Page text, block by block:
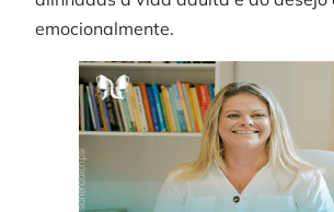
emocionalmente.